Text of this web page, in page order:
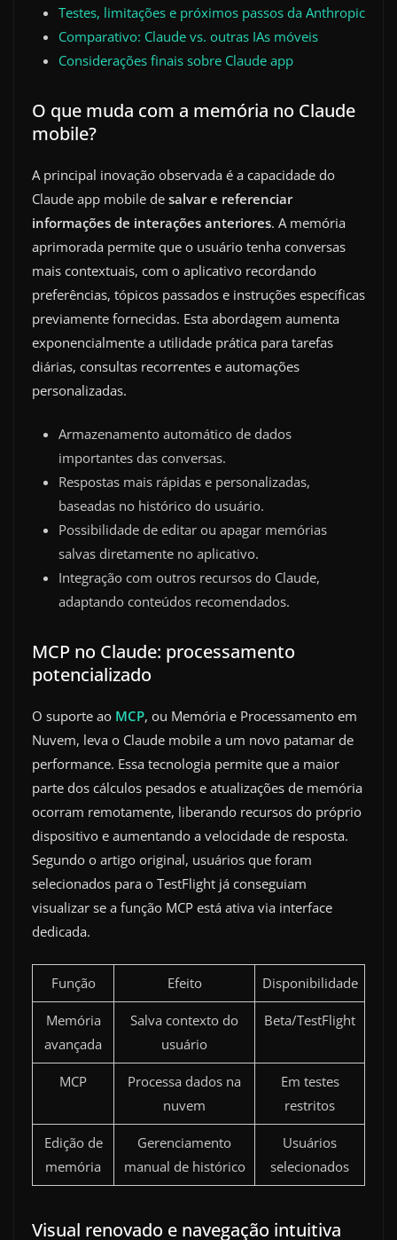
Testes, limitações e próximos passos da Anthropic
Comparativo: Claude vs. outras IAs móveis
Considerações finais sobre Claude app
O que muda com a memória no Claude
mobile?
A principal inovação observada é a capacidade do
Claude app mobile de salvar e referenciar
informações de interações anteriores. A memória
aprimorada permite que o usuário tenha conversas
mais contextuais, com o aplicativo recordando
preferências, tópicos passados e instruções específicas
previamente fornecidas. Esta abordagem aumenta
exponencialmente a utilidade prática para tarefas
diárias, consultas recorrentes e automações
personalizadas.
Armazenamento automático de dados
importantes das conversas.
Respostas mais rápidas e personalizadas,
baseadas no histórico do usuário.
Possibilidade de editar ou apagar memórias
salvas diretamente no aplicativo.
Integração com outros recursos do Claude,
adaptando conteúdos recomendados.
MCP no Claude: processamento
potencializado
O suporte ao MCP, ou Memória e Processamento em
Nuvem, leva o Claude mobile a um novo patamar de
performance. Essa tecnologia permite que a maior
parte dos cálculos pesados e atualizações de memória
ocorram remotamente, liberando recursos do próprio
dispositivo e aumentando a velocidade de resposta.
Segundo o artigo original, usuários que foram
selecionados para o TestFlight já conseguiam
visualizar se a função MCP está ativa via interface
dedicada.
Função Efeito Disponibilidade
Memória
avançada
Salva contexto do
usuário
Beta/TestFlight
MCP
Processa dados na
nuvem
Em testes
restritos
Edição de
memória
Gerenciamento
manual de histórico
Usuários
selecionados
Visual renovado e navegação intuitiva